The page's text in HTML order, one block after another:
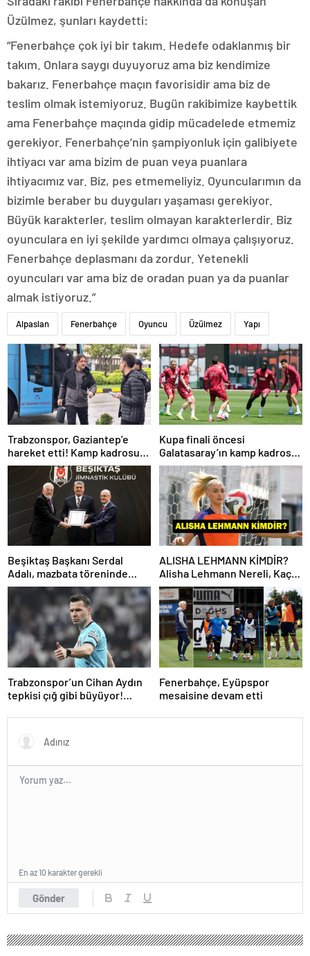
Üzülmez, şunları kaydetti:
“Fenerbahçe çok iyi bir takım. Hedefe odaklanmış bir
takım. Onlara saygı duyuyoruz ama biz kendimize
bakarız. Fenerbahçe maçın favorisidir ama biz de
teslim olmak istemiyoruz. Bugün rakibimize kaybettik
ama Fenerbahçe maçında gidip mücadelede etmemiz
gerekiyor. Fenerbahçe’nin şampiyonluk için galibiyete
ihtiyacı var ama bizim de puan veya puanlara
ihtiyacımız var. Biz, pes etmemeliyiz. Oyuncularımın da
bizimle beraber bu duyguları yaşaması gerekiyor.
Büyük karakterler, teslim olmayan karakterlerdir. Biz
oyunculara en iyi şekilde yardımcı olmaya çalışıyoruz.
Fenerbahçe deplasmanı da zordur. Yetenekli
oyuncuları var ama biz de oradan puan ya da puanlar
almak istiyoruz.”
Alpaslan Fenerbahçe Oyuncu Üzülmez Yapı
Trabzonspor, Gaziantep’e
hareket etti! Kamp kadrosu
açıklandı…
Kupa finali öncesi
Galatasaray’ın kamp kadrosu
belli oldu!
Beşiktaş Başkanı Serdal
Adalı, mazbata töreninde
konuştu: Gün istikrar
ALISHA LEHMANN KİMDİR?
Alisha Lehmann Nereli, Kaç
Yaşında, Hangi Takımda
Oynuyor?
Trabzonspor’un Cihan Aydın
tepkisi çığ gibi büyüyor!
Fenerbahçe, Eyüpspor
mesaisine devam etti
Gönder
En az 10 karakter gerekli